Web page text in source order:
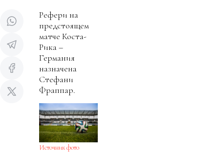
Рефери на
предстоящем
матче Коста-
Рика –
Германия
назначена
Стефани
Фраппар.
Источник фото